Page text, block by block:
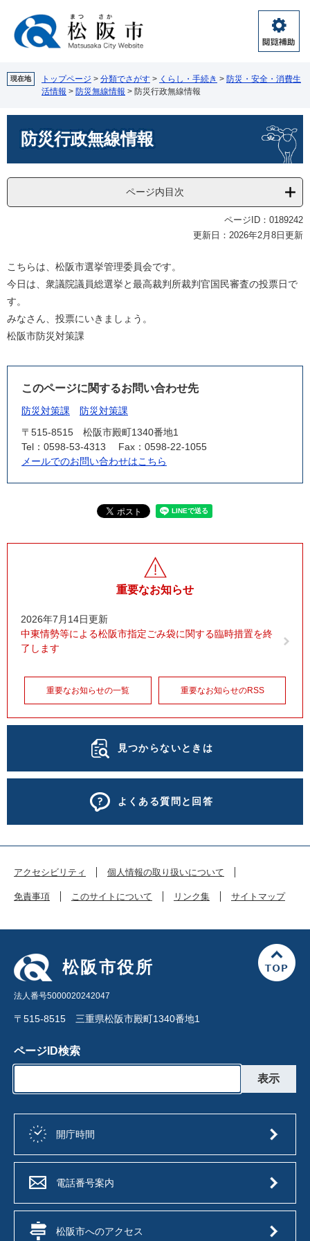
へ
閲
覧
助
現在地 トップページ > 分類でさがす > くらし・手続き > 防災・安全・消費生
活情報 > 防災無線情報 > 防災行政無線情報
防災行政無線情報
ページ内目次
ページID：0189242
更新日：2026年2月8日更新
こちらは、松阪市選挙管理委員会です。
今日は、衆議院議員総選挙と最高裁判所裁判官国民審査の投票日で
す。
みなさん、投票にいきましょう。
松阪市防災対策課
このページに関するお問い合わせ先
防災対策課
防災対策課
〒515-8515
松阪市殿町1340番地1
Tel：0598-53-4313
Fax：0598-22-1055
メールでのお問い合わせはこちら
重要なお知らせ
2026年7月14日更新
中東情勢等による松阪市指定ごみ袋に関する臨時措置を終
了します
重要なお知らせの一覧 重要なお知らせのRSS
見つからないときは
よくある質問と回答
アクセシビリティ 個人情報の取り扱いについて
免責事項 このサイトについて リンク集 サイトマップ
松阪市役所
法人番号5000020242047
〒515-8515 三重県松阪市殿町1340番地1
ページID検索
開庁時間
電話番号案内
松阪市へのアクセス